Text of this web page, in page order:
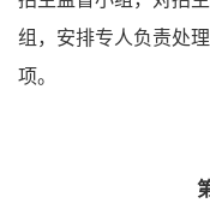
组，安排专人负责处
项。